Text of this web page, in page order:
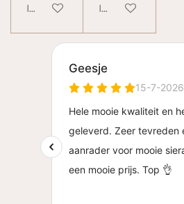
In winkelwagenIn winkelwagen